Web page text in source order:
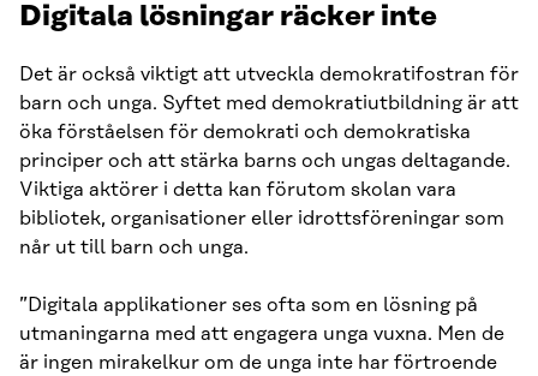
Digitala lösningar räcker inte
Det är också viktigt att utveckla demokratifostran för
barn och unga. Syftet med demokratiutbildning är att
öka förståelsen för demokrati och demokratiska
principer och att stärka barns och ungas deltagande.
Viktiga aktörer i detta kan förutom skolan vara
bibliotek, organisationer eller idrottsföreningar som
når ut till barn och unga.
”Digitala applikationer ses ofta som en lösning på
utmaningarna med att engagera unga vuxna. Men de
är ingen mirakelkur om de unga inte har förtroende